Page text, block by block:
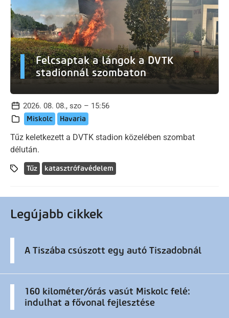
Felcsaptak a lángok a DVTK
stadionnál szombaton
2026. 08. 08., szo – 15:56
Miskolc Havaria
Tűz keletkezett a DVTK stadion közelében szombat
délután.
Tűz katasztrófavédelem
Legújabb cikkek
A Tiszába csúszott egy autó Tiszadobnál
160 kilométer/órás vasút Miskolc felé:
indulhat a fővonal fejlesztése